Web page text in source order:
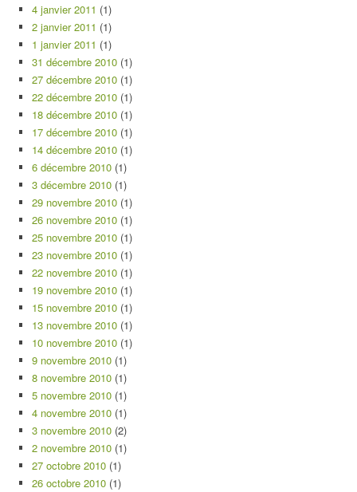
4 janvier 2011 (1)
2 janvier 2011 (1)
1 janvier 2011 (1)
31 décembre 2010 (1)
27 décembre 2010 (1)
22 décembre 2010 (1)
18 décembre 2010 (1)
17 décembre 2010 (1)
14 décembre 2010 (1)
6 décembre 2010 (1)
3 décembre 2010 (1)
29 novembre 2010 (1)
26 novembre 2010 (1)
25 novembre 2010 (1)
23 novembre 2010 (1)
22 novembre 2010 (1)
19 novembre 2010 (1)
15 novembre 2010 (1)
13 novembre 2010 (1)
10 novembre 2010 (1)
9 novembre 2010 (1)
8 novembre 2010 (1)
5 novembre 2010 (1)
4 novembre 2010 (1)
3 novembre 2010 (2)
2 novembre 2010 (1)
27 octobre 2010 (1)
26 octobre 2010 (1)